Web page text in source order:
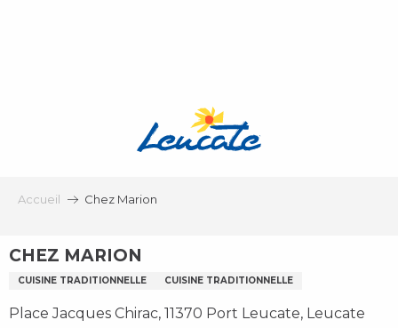
Accueil Chez Marion
CHEZ MARION
CUISINE TRADITIONNELLE CUISINE TRADITIONNELLE
Place Jacques Chirac, 11370 Port Leucate, Leucate